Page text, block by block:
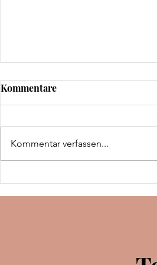
Rezension | The night we met
| Abby Jimenez
Kommentare
Kommentar verfassen...